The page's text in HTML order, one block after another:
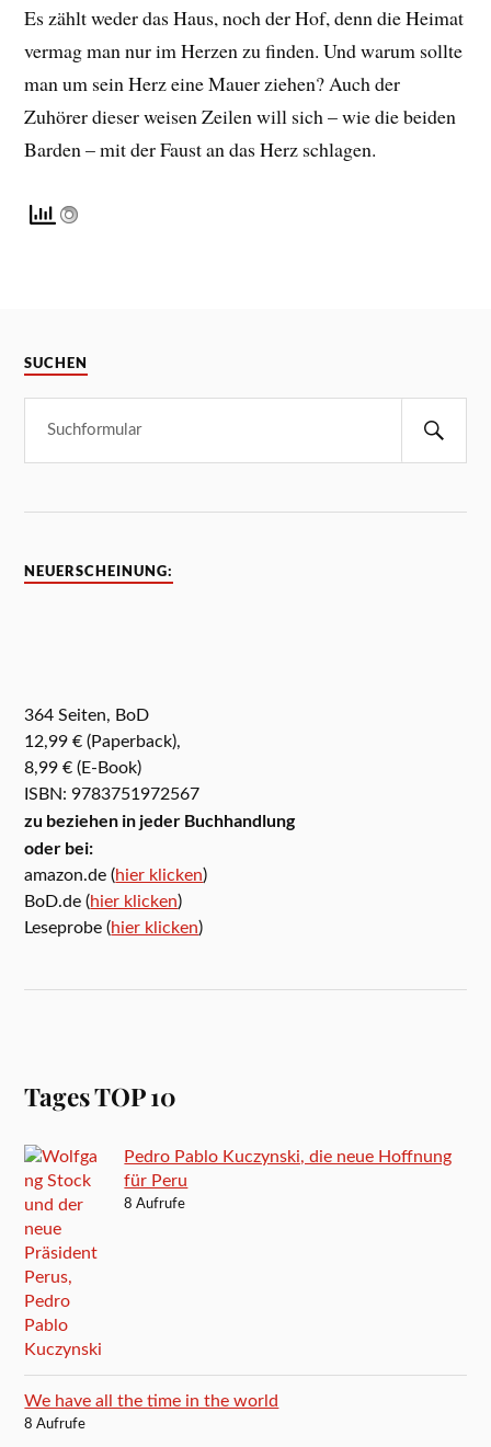
Es zählt weder das Haus, noch der Hof, denn die Heimat
vermag man nur im Herzen zu finden. Und warum sollte
man um sein Herz eine Mauer ziehen? Auch der
Zuhörer dieser weisen Zeilen will sich – wie die beiden
Barden – mit der Faust an das Herz schlagen.
SUCHEN
NEUERSCHEINUNG:
364 Seiten, BoD
12,99 € (Paperback),
8,99 € (E-Book)
ISBN: 9783751972567
zu beziehen in jeder Buchhandlung
oder bei:
amazon.de (hier klicken)
BoD.de (hier klicken)
Leseprobe (hier klicken)
Tages TOP 10
Pedro Pablo Kuczynski, die neue Hoffnung
für Peru
8 Aufrufe
We have all the time in the world
8 Aufrufe